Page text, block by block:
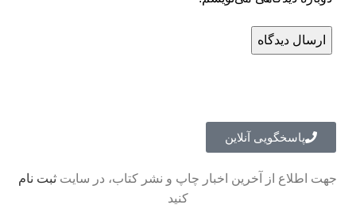
پاسخگویی آنلاین
جهت اطلاع از آخرین اخبار چاپ و نشر کتاب، در سایت ثبت نام
کنید